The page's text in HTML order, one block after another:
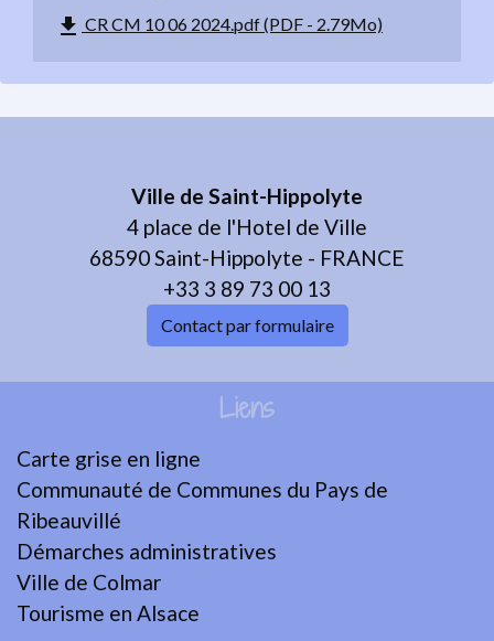
file_download CR CM 10 06 2024.pdf (PDF - 2.79Mo)
Ville de Saint-Hippolyte
4 place de l'Hotel de Ville
68590 Saint-Hippolyte - FRANCE
+33 3 89 73 00 13
Contact par formulaire
Liens
Carte grise en ligne
Communauté de Communes du Pays de
Ribeauvillé
Démarches administratives
Ville de Colmar
Tourisme en Alsace